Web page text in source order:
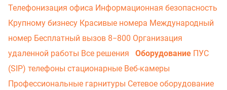
Телефонизация офиса Информационная безопасность
Крупному бизнесу Красивые номера Международный
номер Бесплатный вызов 8−800 Организация
удаленной работы Все решения Оборудование ПУС
(SIP) телефоны стационарные Веб-камеры
Профессиональные гарнитуры Сетевое оборудование